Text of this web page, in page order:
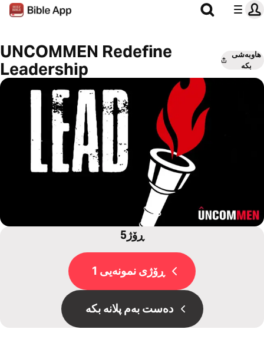
UNCOMMEN Redefine
Leadership
هاوبەشی
بکە
5ڕۆژ
ڕۆژی نمونەیی 1
دەست بەم پلانە بکە